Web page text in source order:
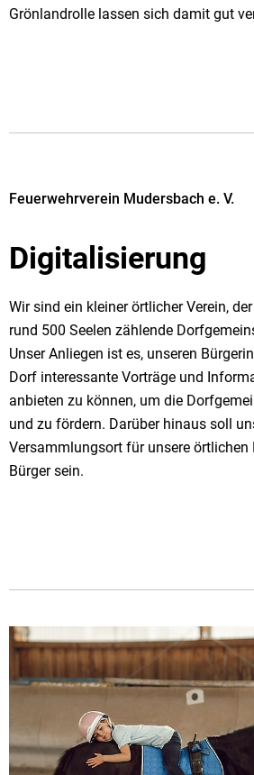
Grönlandrolle lassen sich damit gut
Digitalisierung
Feuerwehrverein Mudersbach e. V.
Wir sind ein kleiner örtlicher Verein,
rund 500 Seelen zählende
Unser Anliegen ist es, unseren
Dorf interessante Vorträge und
anbieten zu können, um die
und zu fördern. Darüber hinaus soll
Versammlungsort für unsere örtlichen
Bürger sein.